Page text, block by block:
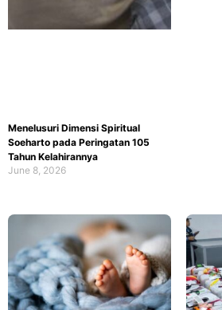
Menelusuri Dimensi Spiritual
Soeharto pada Peringatan 105
Tahun Kelahirannya
June 8, 2026